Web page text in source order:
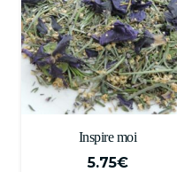
Inspire moi
5.75€